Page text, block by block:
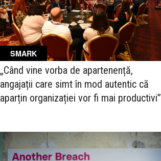
SMARK
„Când vine vorba de apartenență,
angajații care simt în mod autentic că
aparțin organizației vor fi mai productivi”